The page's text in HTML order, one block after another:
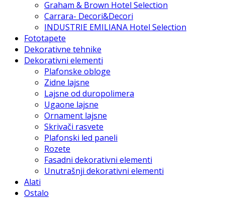
Graham & Brown Hotel Selection
Carrara- Decori&Decori
INDUSTRIE EMILIANA Hotel Selection
Fototapete
Dekorativne tehnike
Dekorativni elementi
Plafonske obloge
Zidne lajsne
Lajsne od duropolimera
Ugaone lajsne
Ornament lajsne
Skrivači rasvete
Plafonski led paneli
Rozete
Fasadni dekorativni elementi
Unutrašnji dekorativni elementi
Alati
Ostalo